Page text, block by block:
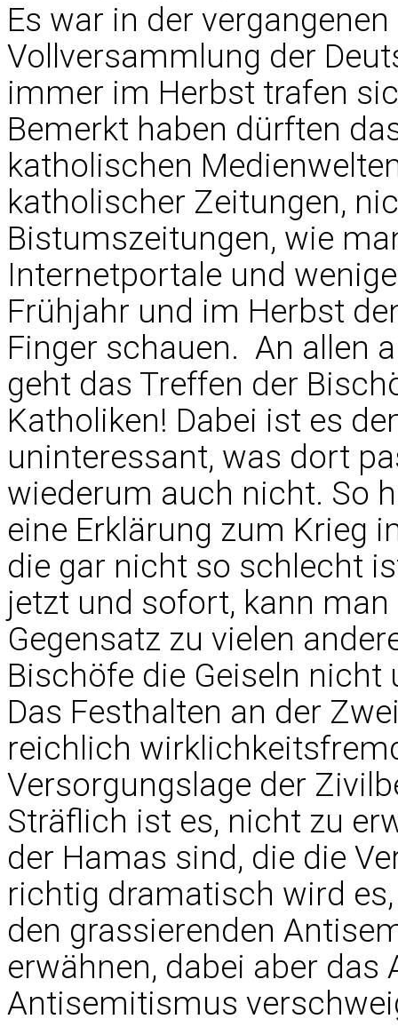
Es war in der
Vollversammlung der
immer im Herbst trafen
Bemerkt haben dürften
katholischen
katholischer Zeitungen,
Bistumszeitungen, wie
Internetportale und
Frühjahr und im Herbst
Finger schauen. An allen
geht das Treffen der
Katholiken! Dabei ist es
uninteressant, was dort
wiederum auch nicht. So
eine Erklärung zum Krieg
die gar nicht so schlecht
jetzt und sofort, kann
Gegensatz zu vielen
Bischöfe die Geiseln
Das Festhalten an der
reichlich
Versorgungslage der
Sträflich ist es, nicht zu
der Hamas sind, die die
richtig dramatisch wird
den grassierenden
erwähnen, dabei aber
Antisemitismus